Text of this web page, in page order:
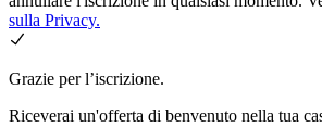
sulla Privacy.
Grazie per l’iscrizione.
Riceverai un'offerta di benvenuto nella tua